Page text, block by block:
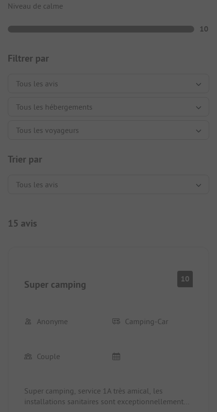
Niveau de calme
10
Filtrer par
Trier par
15 avis
Super camping 10
Anonyme Camping-Car
Couple
Super camping, service 1A très amical, les
installations sanitaires sont exceptionnellement